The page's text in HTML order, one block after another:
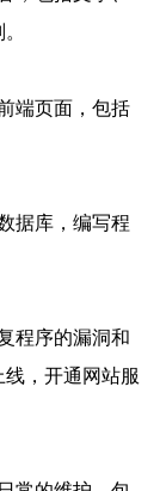
端页面，包括
据库，编写程
程序的漏洞和
，开通网站服